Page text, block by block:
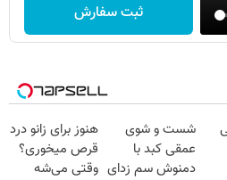
ثبت سفارش
شست و شوی
عمقی کبد با
دمنوش سم زدای
هنوز برای زانو درد
قرص میخوری؟
وقتی می‌شه